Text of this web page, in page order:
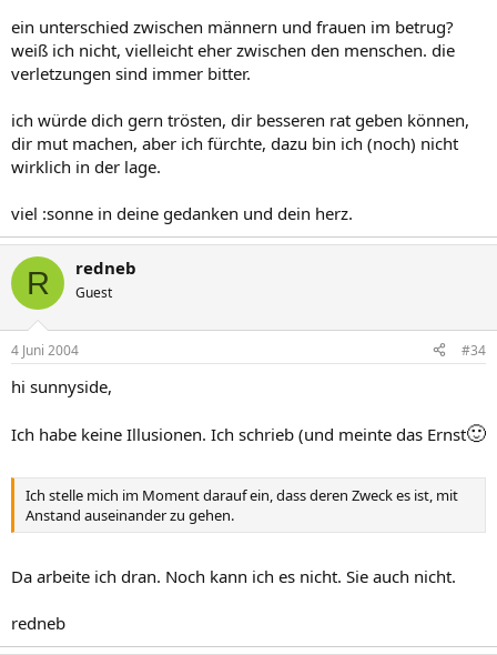
ein unterschied zwischen männern und frauen im betrug?
weiß ich nicht, vielleicht eher zwischen den menschen. die
verletzungen sind immer bitter.
ich würde dich gern trösten, dir besseren rat geben können,
dir mut machen, aber ich fürchte, dazu bin ich (noch) nicht
wirklich in der lage.
viel :sonne in deine gedanken und dein herz.
R redneb
Guest
4 Juni 2004 #34
hi sunnyside,
Ich habe keine Illusionen. Ich schrieb (und meinte das Ernst🙂
Ich stelle mich im Moment darauf ein, dass deren Zweck es ist, mit
Anstand auseinander zu gehen.
Da arbeite ich dran. Noch kann ich es nicht. Sie auch nicht.
redneb